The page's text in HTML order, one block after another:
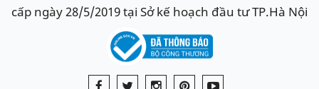
cấp ngày 28/5/2019 tại Sở kế hoạch đầu tư TP.Hà Nội